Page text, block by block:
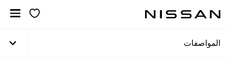
المحتوى
المواصفات